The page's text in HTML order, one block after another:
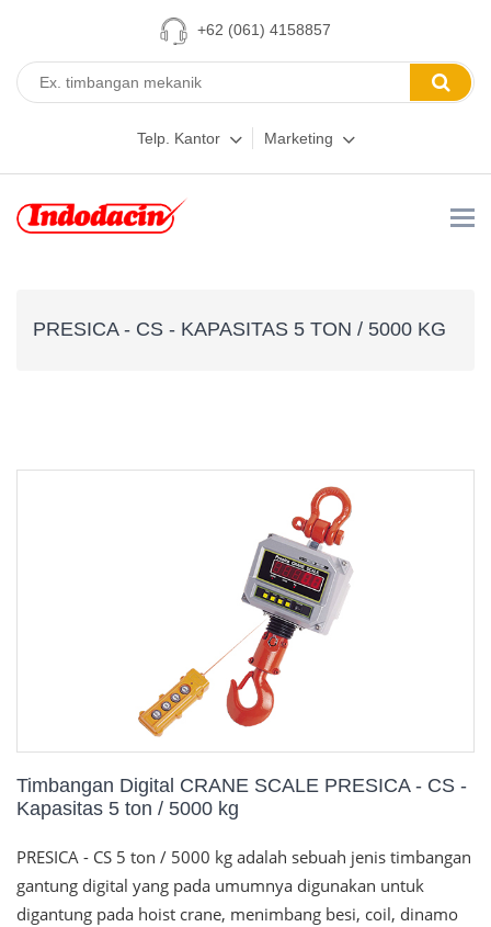
+62 (061) 4158857
Telp. Kantor Marketing
PRESICA - CS - KAPASITAS 5 TON / 5000 KG
Timbangan Digital CRANE SCALE PRESICA - CS -
Kapasitas 5 ton / 5000 kg
PRESICA - CS 5 ton / 5000 kg adalah sebuah jenis timbangan
gantung digital yang pada umumnya digunakan untuk
digantung pada hoist crane, menimbang besi, coil, dinamo